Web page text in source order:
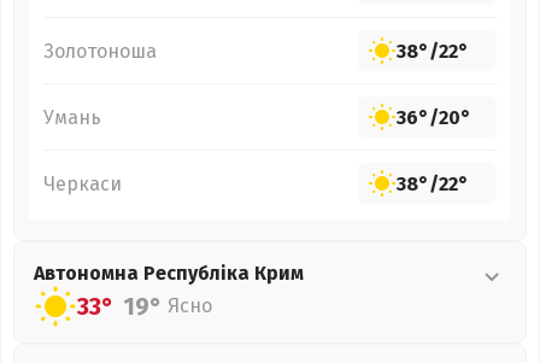
Золотоноша 38°/22°
Умань 36°/20°
Черкаси 38°/22°
Автономна Республіка Крим
33° 19° Ясно